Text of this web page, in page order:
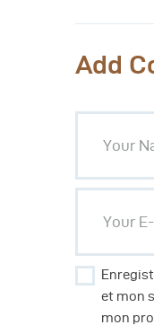
Add
et mon
mon